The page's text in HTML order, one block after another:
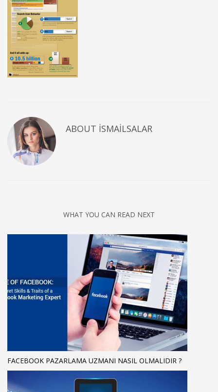
ABOUT ISMAILSALAR
WHAT YOU CAN READ NEXT
FACEBOOK PAZARLAMA UZMANI NASIL OLMALIDIR ?